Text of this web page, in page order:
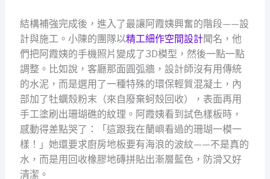
結構補強完成後，進入了最讓阿霞姨興奮的階段——設
計與施工。小陳的團隊以精工細作空間設計聞名，他
們把阿霞姨的手機照片變成了3D模型，然後一點一點
調整。比如說，客廳那面圓弧牆，設計師沒有用傳統
的水泥，而是選用了一種特殊的環保輕質混凝土，內
部加了牡蠣殼粉末（來自廢棄蚵殼回收），表面再用
手工塗刷出珊瑚礁的紋理。阿霞姨看到試色樣板時，
感動得差點哭了：「這跟我在蘭嶼看過的珊瑚一模一
樣！」她還要求廚房地板要有海浪的波紋——不是真的
水，而是用回收橡膠地磚拼貼出漸層藍色，防滑又好
清潔。